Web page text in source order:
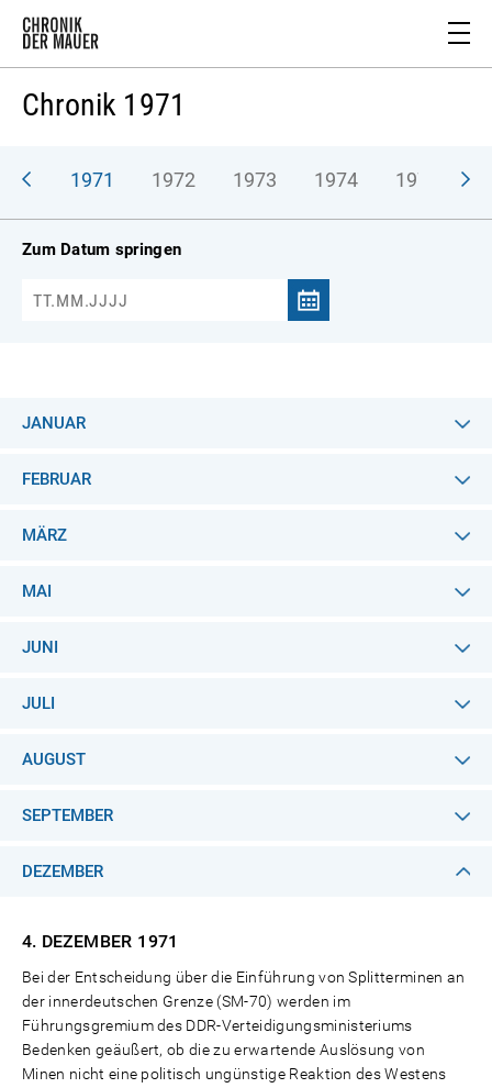
Chronik 1971
1971 1972 1973 1974 1975
Zum Datum springen
JANUAR
FEBRUAR
MÄRZ
MAI
JUNI
JULI
AUGUST
SEPTEMBER
DEZEMBER
4. DEZEMBER 1971
Bei der Entscheidung über die Einführung von Splitterminen an
der innerdeutschen Grenze (SM-70) werden im
Führungsgremium des DDR-Verteidigungsministeriums
Bedenken geäußert, ob die zu erwartende Auslösung von
Minen nicht eine politisch ungünstige Reaktion des Westens